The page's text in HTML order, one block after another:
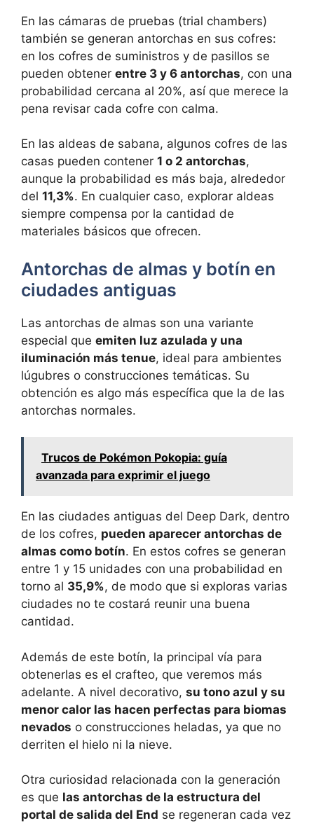
En las cámaras de pruebas (trial chambers)
también se generan antorchas en sus cofres:
en los cofres de suministros y de pasillos se
pueden obtener entre 3 y 6 antorchas, con una
probabilidad cercana al 20%, así que merece la
pena revisar cada cofre con calma.
En las aldeas de sabana, algunos cofres de las
casas pueden contener 1 o 2 antorchas,
aunque la probabilidad es más baja, alrededor
del 11,3%. En cualquier caso, explorar aldeas
siempre compensa por la cantidad de
materiales básicos que ofrecen.
Antorchas de almas y botín en
ciudades antiguas
Las antorchas de almas son una variante
especial que emiten luz azulada y una
iluminación más tenue, ideal para ambientes
lúgubres o construcciones temáticas. Su
obtención es algo más específica que la de las
antorchas normales.
Trucos de Pokémon Pokopia: guía
avanzada para exprimir el juego
En las ciudades antiguas del Deep Dark, dentro
de los cofres, pueden aparecer antorchas de
almas como botín. En estos cofres se generan
entre 1 y 15 unidades con una probabilidad en
torno al 35,9%, de modo que si exploras varias
ciudades no te costará reunir una buena
cantidad.
Además de este botín, la principal vía para
obtenerlas es el crafteo, que veremos más
adelante. A nivel decorativo, su tono azul y su
menor calor las hacen perfectas para biomas
nevados o construcciones heladas, ya que no
derriten el hielo ni la nieve.
Otra curiosidad relacionada con la generación
es que las antorchas de la estructura del
portal de salida del End se regeneran cada vez